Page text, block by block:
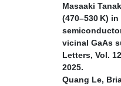
Masaaki
(470–530 K)
vicinal GaAs
Letters, Vol.
2025.
Quang Le,